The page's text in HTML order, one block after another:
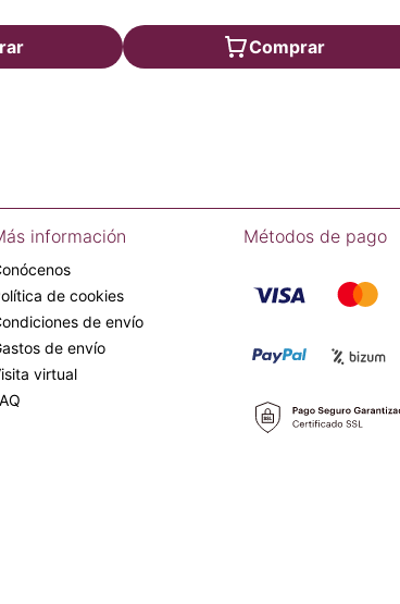
Comprar
información
de cookies
de envío
de envío
virtual
Métodos de pago